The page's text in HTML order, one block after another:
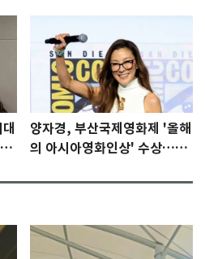
양자경, 부산국제영화제 '올해
의 아시아영화인상' 수상…15